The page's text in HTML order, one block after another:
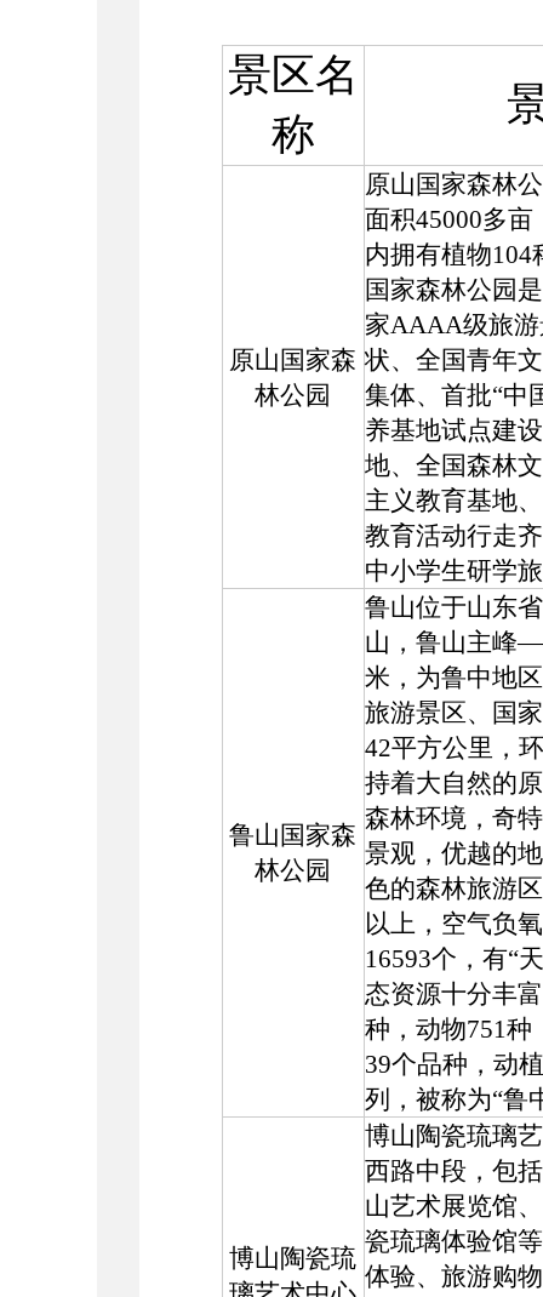
景区名
称
原山国家森
林公园
原山国家森林
面积45000多亩
内拥有植物104
国家森林公园
家AAAA级旅
状、全国青年
集体、首批“中
养基地试点建
地、全国森林
主义教育基地
教育活动行走
中小学生研学
鲁山国家森
林公园
鲁山位于山东
山，鲁山主峰
米，为鲁中地
旅游景区、国
42平方公里，
持着大自然的
森林环境，奇
景观，优越的
色的森林旅游
以上，空气负
16593个，有“
态资源十分丰
种，动物751种
39个品种，动
列，被称为“鲁
博山陶瓷琉
博山陶瓷琉璃
西路中段，包
山艺术展览馆
瓷琉璃体验馆
体验、旅游购